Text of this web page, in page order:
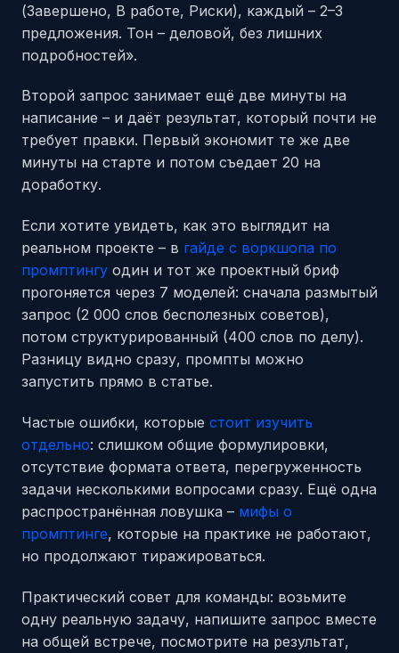
(Завершено, В работе, Риски), каждый – 2–3
предложения. Тон – деловой, без лишних
подробностей».
Второй запрос занимает ещё две минуты на
написание – и даёт результат, который почти не
требует правки. Первый экономит те же две
минуты на старте и потом съедает 20 на
доработку.
Если хотите увидеть, как это выглядит на
реальном проекте – в гайде с воркшопа по
промптингу один и тот же проектный бриф
прогоняется через 7 моделей: сначала размытый
запрос (2 000 слов бесполезных советов),
потом структурированный (400 слов по делу).
Разницу видно сразу, промпты можно
запустить прямо в статье.
Частые ошибки, которые стоит изучить
отдельно: слишком общие формулировки,
отсутствие формата ответа, перегруженность
задачи несколькими вопросами сразу. Ещё одна
распространённая ловушка – мифы о
промптинге, которые на практике не работают,
но продолжают тиражироваться.
Практический совет для команды: возьмите
одну реальную задачу, напишите запрос вместе
на общей встрече, посмотрите на результат,